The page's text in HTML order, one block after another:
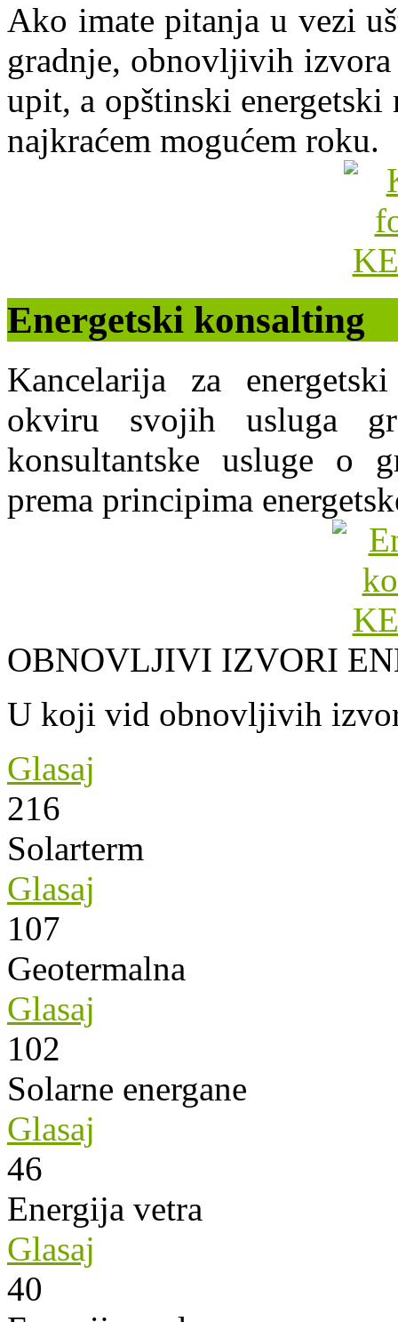
Ako imate pitanja u vezi
gradnje, obnovljivih izvora
upit, a opštinski energetski
najkraćem mogućem roku.
Energetski konsalting
Kancelarija za
okviru svojih usluga
konsultantske usluge o
prema principima
OBNOVLJIVI IZVORI
U koji vid obnovljivih
Glasaj
216
Solarterm
Glasaj
107
Geotermalna
Glasaj
102
Solarne energane
Glasaj
46
Energija vetra
Glasaj
40